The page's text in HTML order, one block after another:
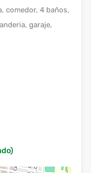
comedor, 4 baños,
garaje,